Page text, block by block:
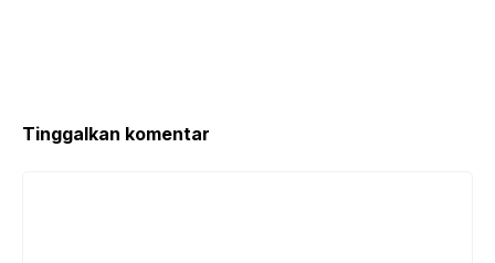
Tinggalkan komentar